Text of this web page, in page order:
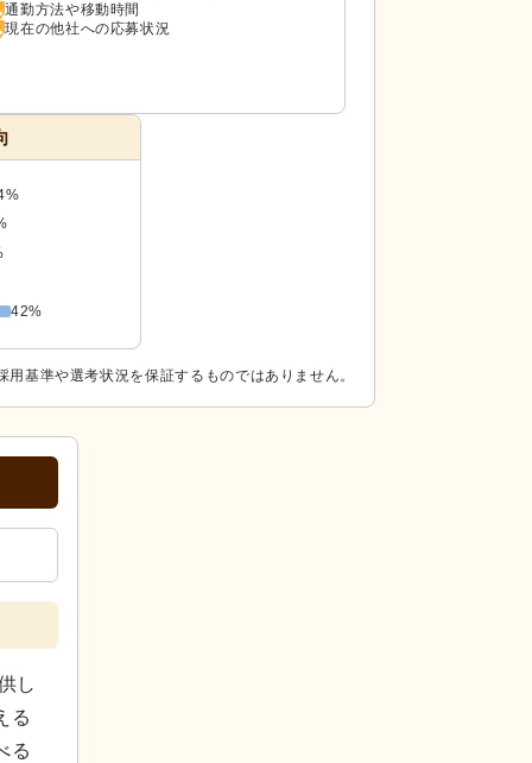
通勤方法や移動時間
現在の他社への応募状況
42%
基準や選考状況を保証するものではありません。
し
る
る